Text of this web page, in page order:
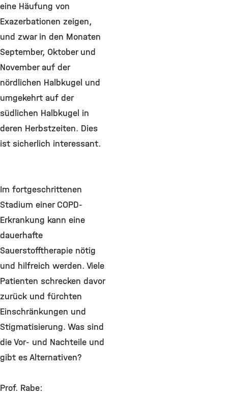
eine Häufung von
Exazerbationen zeigen,
und zwar in den Monaten
September, Oktober und
November auf der
nördlichen Halbkugel und
umgekehrt auf der
südlichen Halbkugel in
deren Herbstzeiten. Dies
ist sicherlich interessant.
Im fortgeschrittenen
Stadium einer COPD-
Erkrankung kann eine
dauerhafte
Sauerstofftherapie nötig
und hilfreich werden. Viele
Patienten schrecken davor
zurück und fürchten
Einschränkungen und
Stigmatisierung. Was sind
die Vor- und Nachteile und
gibt es Alternativen?
Prof. Rabe: